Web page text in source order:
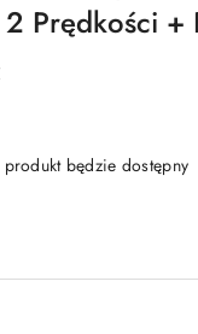
Prędkości +
będzie dostępny